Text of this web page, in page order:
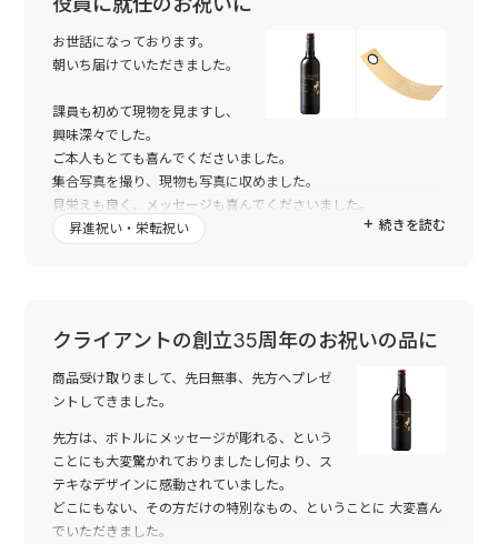
お世話になっております。
朝いち届けていただきました。
課員も初めて現物を見ますし、
興味深々でした。
ご本人もとても喜んでくださいました。
集合写真を撮り、現物も写真に収めました。
見栄えも良く、メッセージも喜んでくださいました。
メッセージの修正ありがとうございました。
続きを読む
昇進祝い・栄転祝い
クライアントの創立35周年のお祝いの品に
商品受け取りまして、先日無事、先方へプレゼ
ントしてきました。
先方は、ボトルにメッセージが彫れる、という
ことにも大変驚かれておりましたし何より、ス
テキなデザインに感動されていました。
どこにもない、その方だけの特別なもの、ということに 大変喜ん
でいただきました。